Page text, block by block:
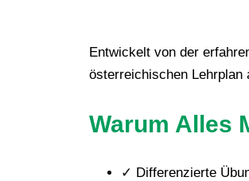
Entwickelt von der
österreichischen Lehrplan
Warum Alles
✓ Differenzierte